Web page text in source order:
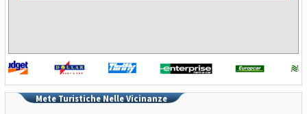
Mete Turistiche Nelle Vicinanze